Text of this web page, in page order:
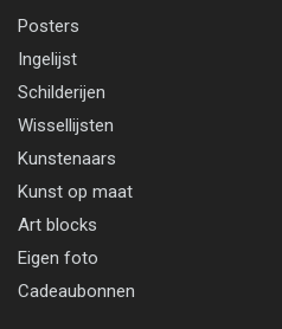
Posters
Ingelijst
Schilderijen
Wissellijsten
Kunstenaars
Kunst op maat
Art blocks
Eigen foto
Cadeaubonnen